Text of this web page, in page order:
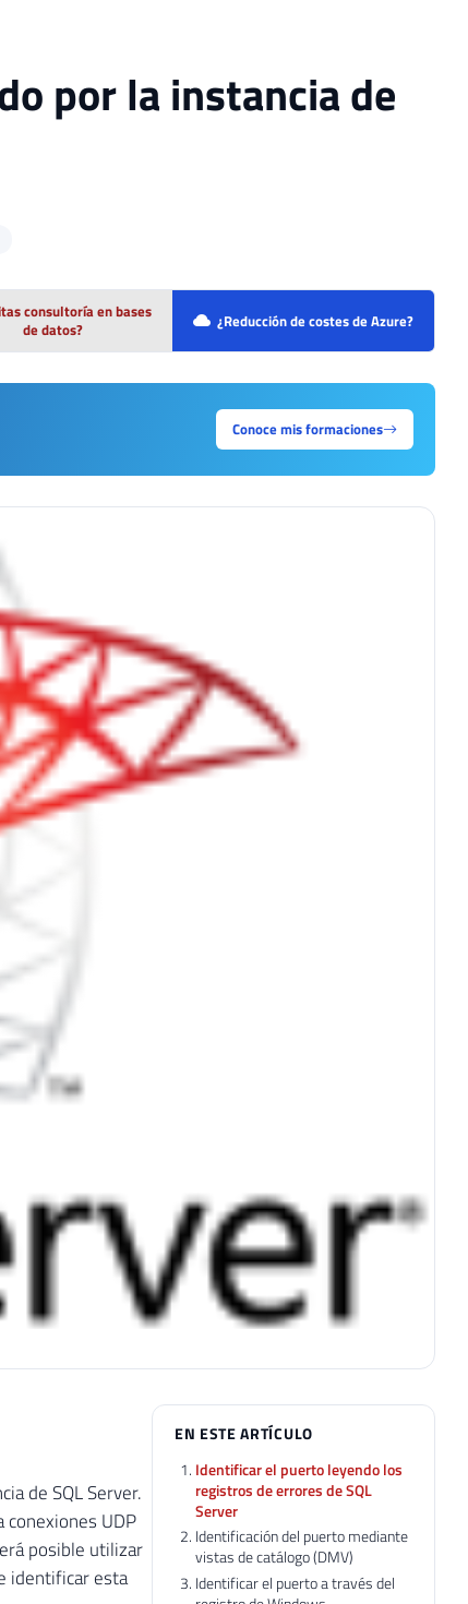
por la instancia de
consultoría en bases
de datos?
¿Reducción de costes de Azure?
Conoce mis formaciones
de SQL Server.
UDP
posible utilizar
identificar esta
EN ESTE ARTÍCULO
Identificar el puerto leyendo los
registros de errores de SQL
Server
Identificación del puerto mediante
vistas de catálogo (DMV)
Identificar el puerto a través del